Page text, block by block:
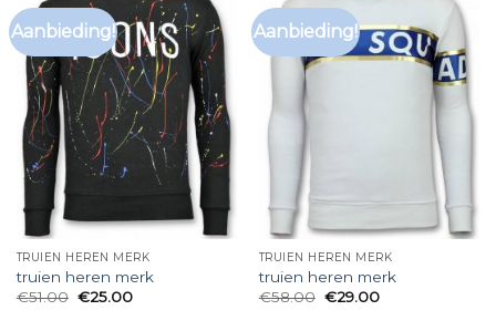
Aanbieding!
TRUIEN HEREN MERK
truien heren merk
€51.00 €25.00
Aanbieding!
TRUIEN HEREN MERK
truien heren merk
€58.00 €29.00